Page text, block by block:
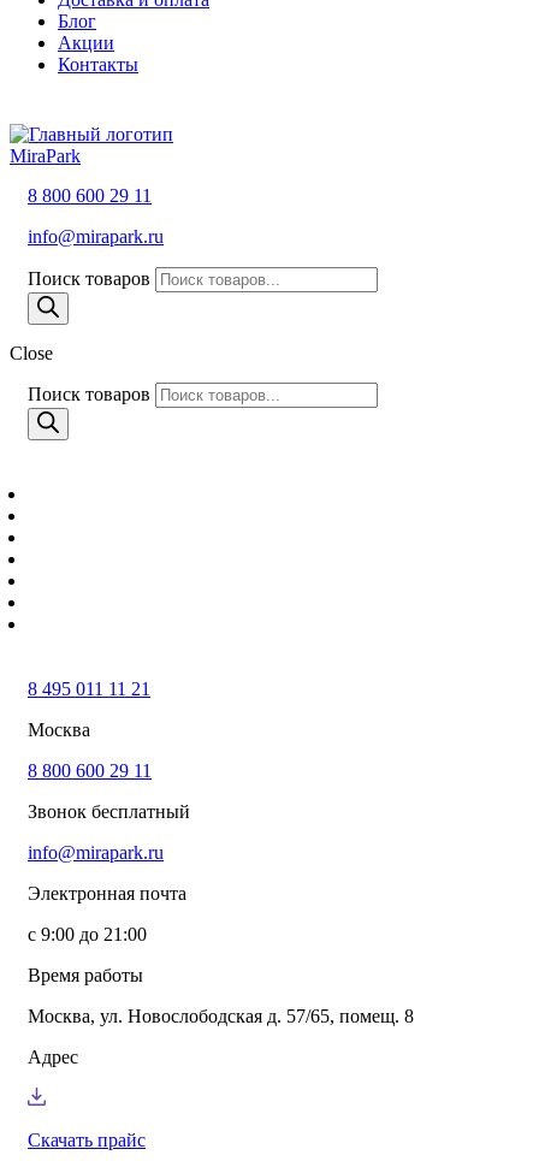
Блог
Акции
Контакты
MiraPark
8 800 600 29 11
info@mirapark.ru
Поиск товаров
Close
Поиск товаров
8 495 011 11 21
Москва
8 800 600 29 11
Звонок бесплатный
info@mirapark.ru
Электронная почта
с 9:00 до 21:00
Время работы
Москва, ул. Новослободская д. 57/65, помещ. 8
Адрес
Скачать прайс